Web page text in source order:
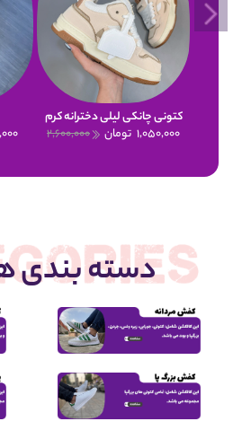
کتونی چانکی لیلی دخترانه کرم
1,050,000 تومان 2,600,000
دسته بندی